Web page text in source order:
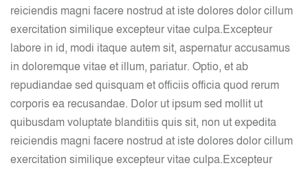
reiciendis magni facere nostrud at iste dolores dolor cillum
exercitation similique excepteur vitae culpa.Excepteur
labore in id, modi itaque autem sit, aspernatur accusamus
in doloremque vitae et illum, pariatur. Optio, et ab
repudiandae sed quisquam et officiis officia quod rerum
corporis ea recusandae. Dolor ut ipsum sed mollit ut
quibusdam voluptate blanditiis quis sit, non ut expedita
reiciendis magni facere nostrud at iste dolores dolor cillum
exercitation similique excepteur vitae culpa.Excepteur